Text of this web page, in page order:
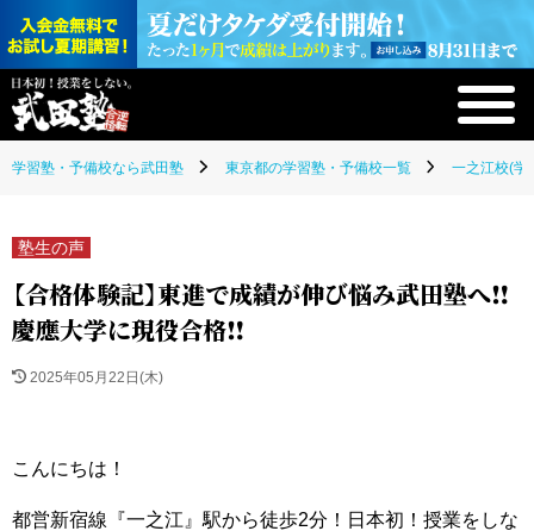
学習塾・予備校なら武田塾 東京都の学習塾・予備校一覧 一之江校(学
塾生の声
【合格体験記】東進で成績が伸び悩み武田塾へ‼
慶應大学に現役合格‼
2025年05月22日(木)
こんにちは！
都営新宿線『一之江』駅から徒歩2分！日本初！授業をしな